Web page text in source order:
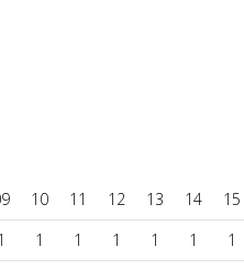
10 11 12 13 14 15
1 1 1 1 1 1